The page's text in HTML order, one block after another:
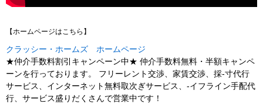
【ホームページはこちら】
クラッシー・ホームズ ホームページ
★仲介手数料割引キャンペーン中★ 仲介手数料無料・半額キャンペ
ーンを行っております。 フリーレント交渉、家賃交渉、採-寸代行
サービス、インターネット無料取次ぎサービス、-イフライン手配代
行、サービス盛りだくさんで営業中です！